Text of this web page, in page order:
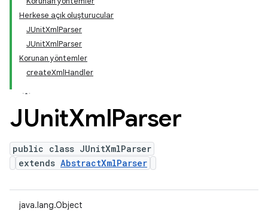
Herkese açık oluşturucular
JUnitXmlParser
JUnitXmlParser
Korunan yöntemler
createXmlHandler
JUnitXmlParser
public class JUnitXmlParser
extends AbstractXmlParser
java.lang.Object